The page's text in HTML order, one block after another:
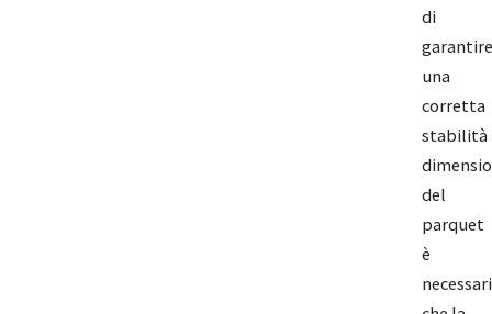
di
garantire
una
corretta
stabilità
del
parquet
è